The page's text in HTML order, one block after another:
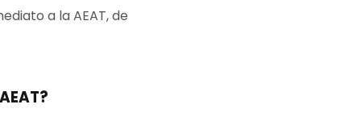
a la AEAT, de